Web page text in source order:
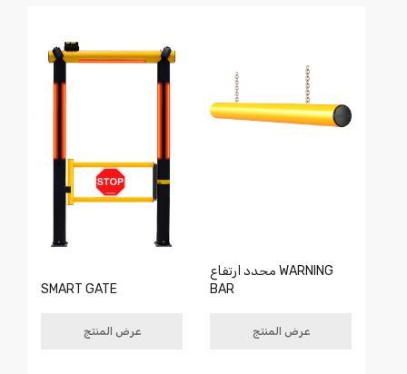
SMART GATE
عرض المنتج
محدد ارتفاع WARNING
BAR
عرض المنتج